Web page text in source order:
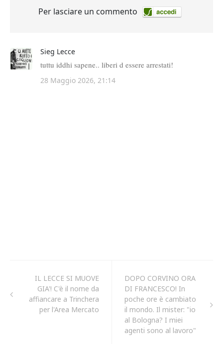
IL LECCE SI MUOVE
GIA'! C'è il nome da
affiancare a Trinchera
per l'Area Mercato
DOPO CORVINO ORA
DI FRANCESCO! In
poche ore è cambiato
il mondo. Il mister: "io
al Bologna? I miei
agenti sono al lavoro"